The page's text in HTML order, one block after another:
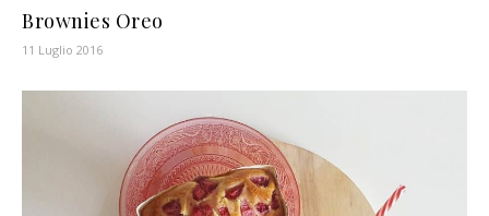
Brownies Oreo
11 Luglio 2016